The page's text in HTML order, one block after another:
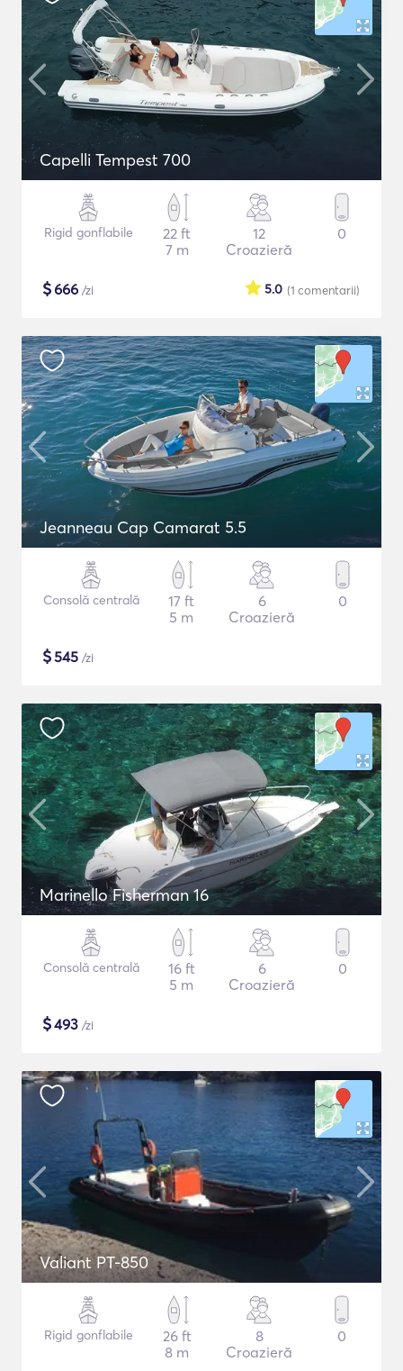
Capelli Tempest 700
Rigid gonflabile
22 ft
7 m
12
Croazieră
0
$666 /zi (1 comentarii)
5.0
Jeanneau Cap Camarat 5.5
Consolă centrală
17 ft
5 m
6
Croazieră
0
$545 /zi
Marinello Fisherman 16
Consolă centrală
16 ft
5 m
6
Croazieră
0
$493 /zi
Valiant PT-850
Rigid gonflabile
26 ft
8 m
8
Croazieră
0